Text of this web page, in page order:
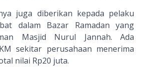
juga diberikan kepada pelaku
dalam Bazar Ramadan yang
Masjid Nurul Jannah. Ada
sekitar perusahaan menerima
nilai Rp20 juta.